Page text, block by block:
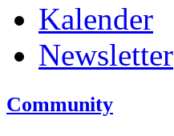
Kalender
Newsletter
Community